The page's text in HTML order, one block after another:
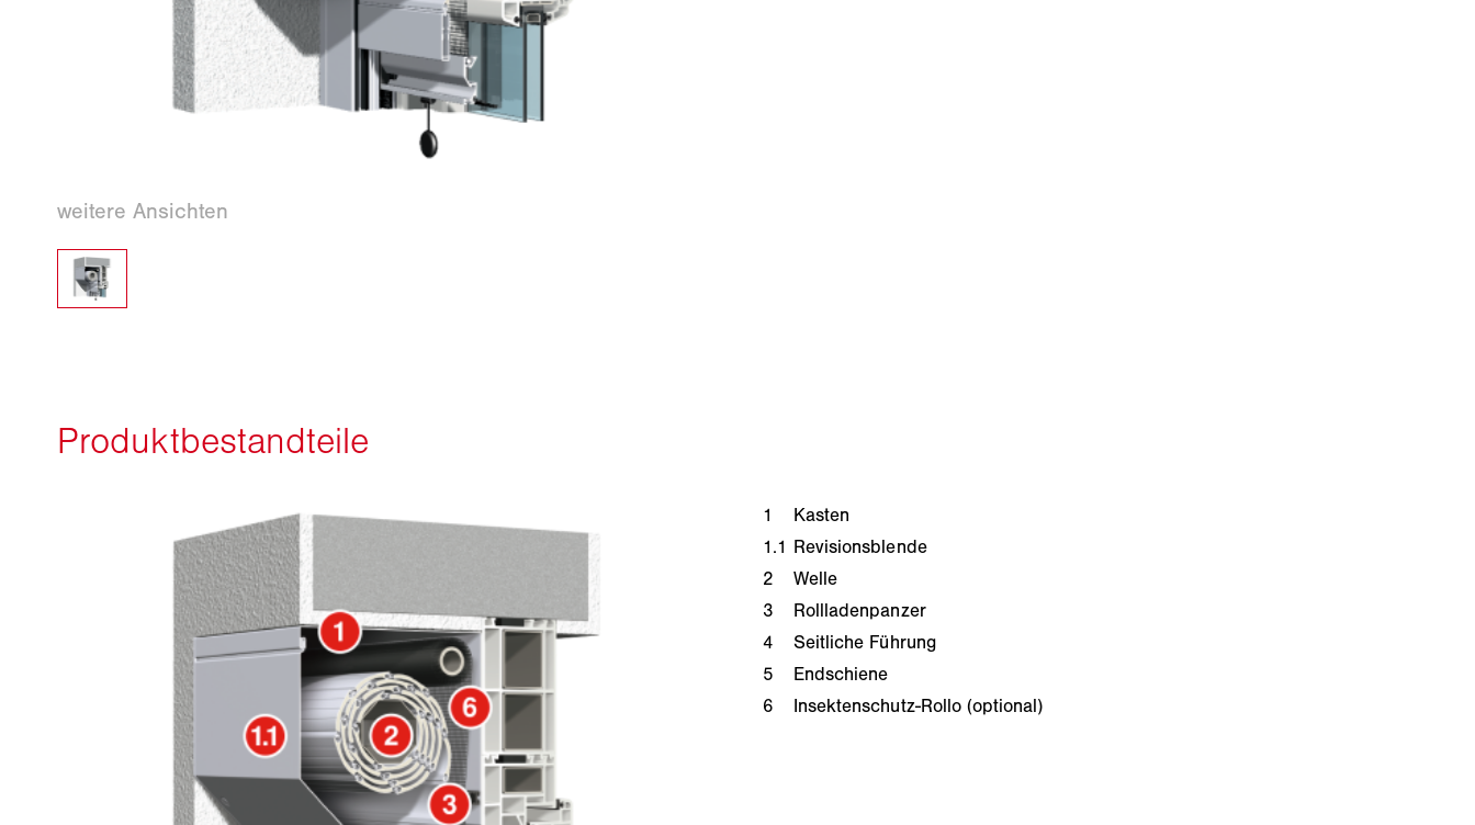
1
Kasten
1.1 Revisionsblende
2
Welle
3
Rollladenpanzer
4
Seitliche Führung
5
Endschiene
6
Insektenschutz-Rollo (optional)